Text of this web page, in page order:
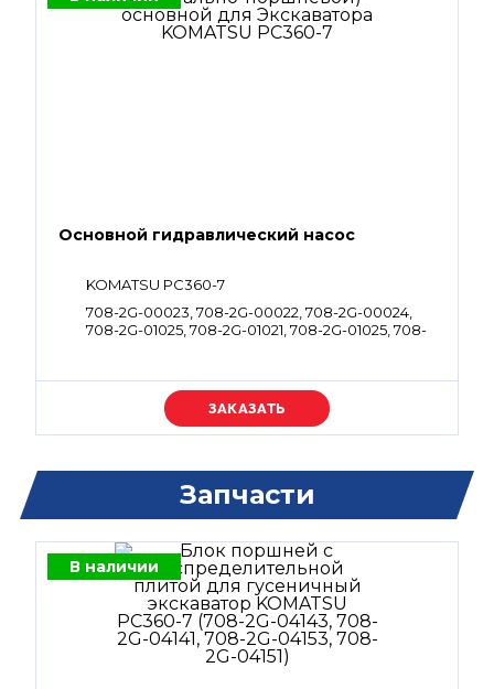
Основной гидравлический насос
KOMATSU PC360-7
708-2G-00023, 708-2G-00022, 708-2G-00024,
708-2G-01025, 708-2G-01021, 708-2G-01025, 708-
Уточняйте цену
Запчасти
В наличии